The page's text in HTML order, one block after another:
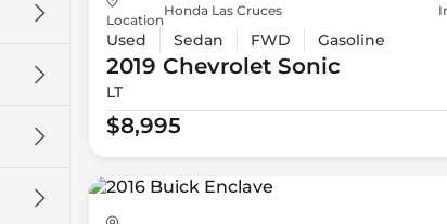
Location
Honda Las Cruces
Used Sedan FWD Gasoline
2019 ChevroletSonic
LT
$8,995